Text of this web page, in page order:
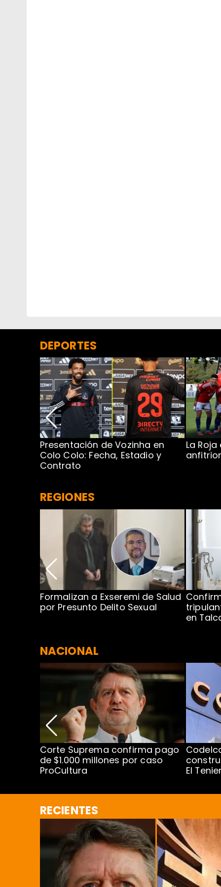
DEPORTES
Presentación de Vozinha en
Colo Colo: Fecha, Estadio y
Contrato
La
REGIONES
Formalizan a Exseremi de Salud
por Presunto Delito Sexual
en
NACIONAL
Corte Suprema confirma pago
de $1.000 millones por caso
ProCultura
El
RECIENTES